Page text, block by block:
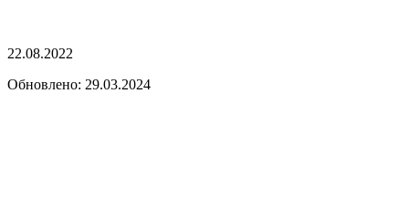
22.08.2022
Обновлено: 29.03.2024